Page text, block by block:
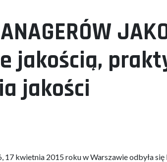
jakością,
jakości
17 kwietnia 2015 roku w Warszawie odbyła się